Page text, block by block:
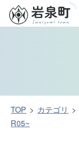
TOP カテゴリ
R05~